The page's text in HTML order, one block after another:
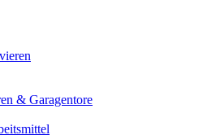
& Garagentore